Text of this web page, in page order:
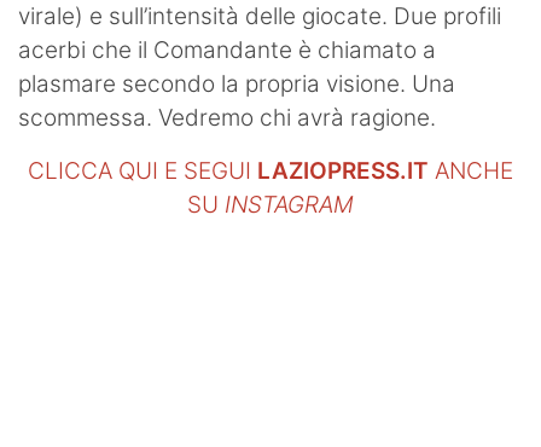
virale) e sull’intensità delle giocate. Due profili
acerbi che il Comandante è chiamato a
plasmare secondo la propria visione. Una
scommessa. Vedremo chi avrà ragione.
CLICCA QUI E SEGUI LAZIOPRESS.IT ANCHE
SU INSTAGRAM